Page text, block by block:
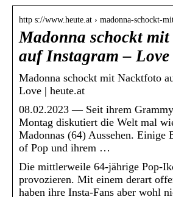
http s://www.heute.at › madonna-schockt-
Madonna schockt
auf Instagram – Love
Madonna schockt mit Nacktfoto
Love | heute.at
08.02.2023 — Seit ihrem
Montag diskutiert die Welt mal
Madonnas (64) Aussehen. Einige
of Pop und ihrem …
Die mittlerweile 64-jährige Pop-
provozieren. Mit einem derart
haben ihre Insta-Fans aber wohl